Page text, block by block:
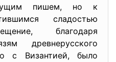
пишем, но к
сладостью
благодаря
древнерусского
с Византией, было